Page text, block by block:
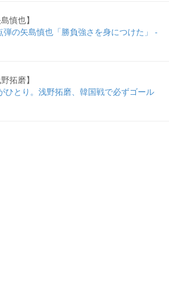
慎也】
の矢島慎也「勝負強さを身につけた」 -
拓磨】
ひとり。浅野拓磨、韓国戦で必ずゴール